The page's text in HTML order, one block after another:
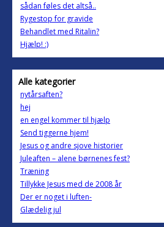
sådan føles det altså..
Rygestop for gravide
Behandlet med Ritalin?
Hjælp! :)
Alle kategorier
nytårsaften?
hej
en engel kommer til hjælp
Send tiggerne hjem!
Jesus og andre sjove historier
Juleaften – alene børnenes fest?
Træning
Tillykke Jesus med de 2008 år
Der er noget i luften-
Glædelig jul